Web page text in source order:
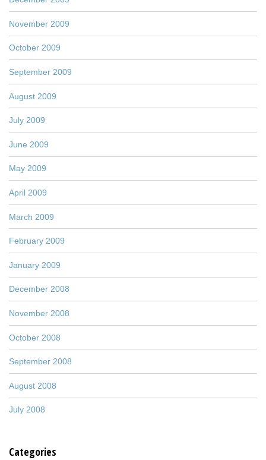
November 2009
October 2009
September 2009
August 2009
July 2009
June 2009
May 2009
April 2009
March 2009
February 2009
January 2009
December 2008
November 2008
October 2008
September 2008
August 2008
July 2008
Categories